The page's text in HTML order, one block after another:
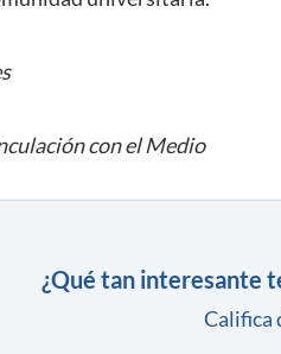
con el Medio
¿Qué tan interesante
Califica